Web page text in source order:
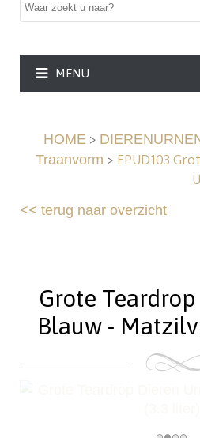
MENU
HOME>
Traanvorm > FPUD103
<<terug naar overzicht
Grote
Blauw -